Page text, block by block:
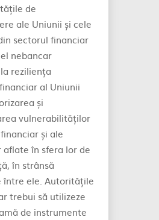
de
ale Uniunii și cele
sectorul financiar
nebancar
reziliența
al Uniunii
și
vulnerabilităților
și ale
în sfera lor de
în strânsă
între ele. Autoritățile
trebui să utilizeze
de instrumente